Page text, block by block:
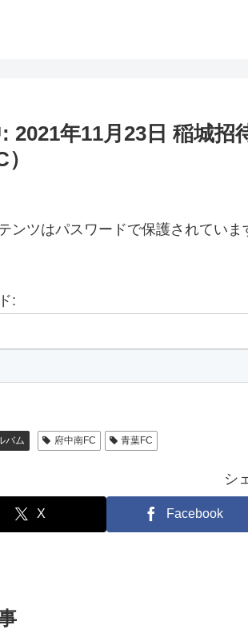
2021年11月23日 稲城
ンツはパスワードで保護されてい
:
バム 府中南FC 青葉FC
シ
X Facebook